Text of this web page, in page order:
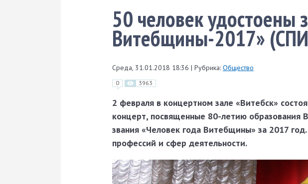
50 человек удостоены
Витебщины-2017»
Среда, 31.01.2018 18:36 | Рубрика: Общество
0 3963
2 февраля в концертном зале «Витебск»
концерт, посвященные 80-летию образования
звания «Человек года Витебщины» за 2017
профессий и сфер деятельности.